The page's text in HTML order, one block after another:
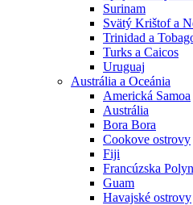
Surinam
Svätý Krištof a
Trinidad a
Turks a Caicos
Uruguaj
Austrália a Oceánia
Americká Samoa
Austrália
Bora Bora
Cookove ostrovy
Fiji
Francúzska
Guam
Havajské ostrovy